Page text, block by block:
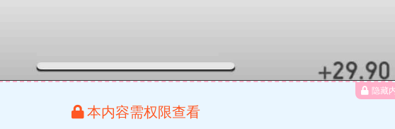
隐藏
本内容需权限查看